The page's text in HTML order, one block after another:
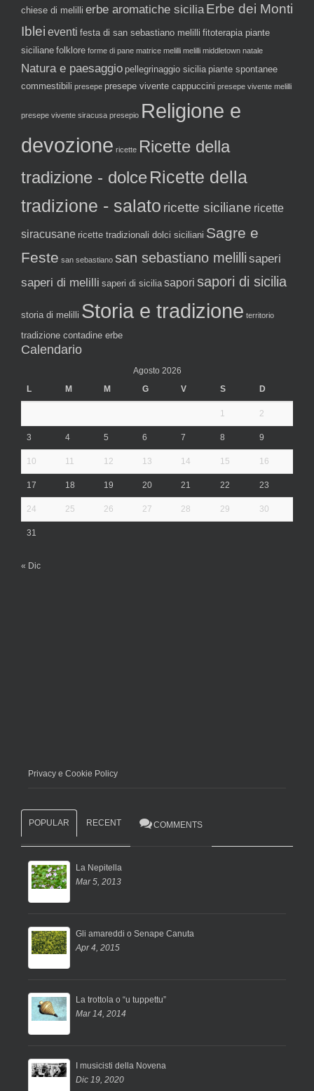
chiese di melilli erbe aromatiche sicilia Erbe dei Monti
Iblei eventi festa di san sebastiano melilli fitoterapia piante
siciliane folklore forme di pane matrice melilli melilli middletown natale
Natura e paesaggio pellegrinaggio sicilia piante spontanee
commestibili presepe presepe vivente cappuccini presepe vivente melilli
presepe vivente siracusa presepio Religione e
devozione ricette Ricette della
tradizione - dolceRicette della
tradizione - salato ricette siciliane ricette
siracusane ricette tradizionali dolci siciliani Sagre e
Feste san sebastiano san sebastiano melilli saperi
saperi di melilli saperi di sicilia sapori sapori di sicilia
storia di melilli Storia e tradizione territorio
tradizione contadine erbe
Calendario
Agosto 2026
L
M M G V S D
1 2
3 4 5 6 7 8 9
10 11 12 13 14 15 16
17 18 19 20 21 22 23
24 25 26 27 28 29 30
31
« Dic
Privacy e Cookie Policy
POPULAR RECENT COMMENTS
La Nepitella
Mar 5, 2013
Gli amareddi o Senape Canuta
Apr 4, 2015
La trottola o “u tuppettu”
Mar 14, 2014
I musicisti della Novena
Dic 19, 2020